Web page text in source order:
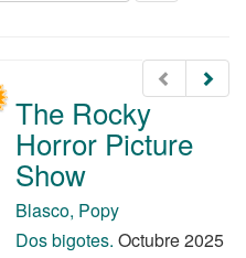
The Rocky
Horror Picture
Show
Blasco, Popy
Dos bigotes. Octubre 2025